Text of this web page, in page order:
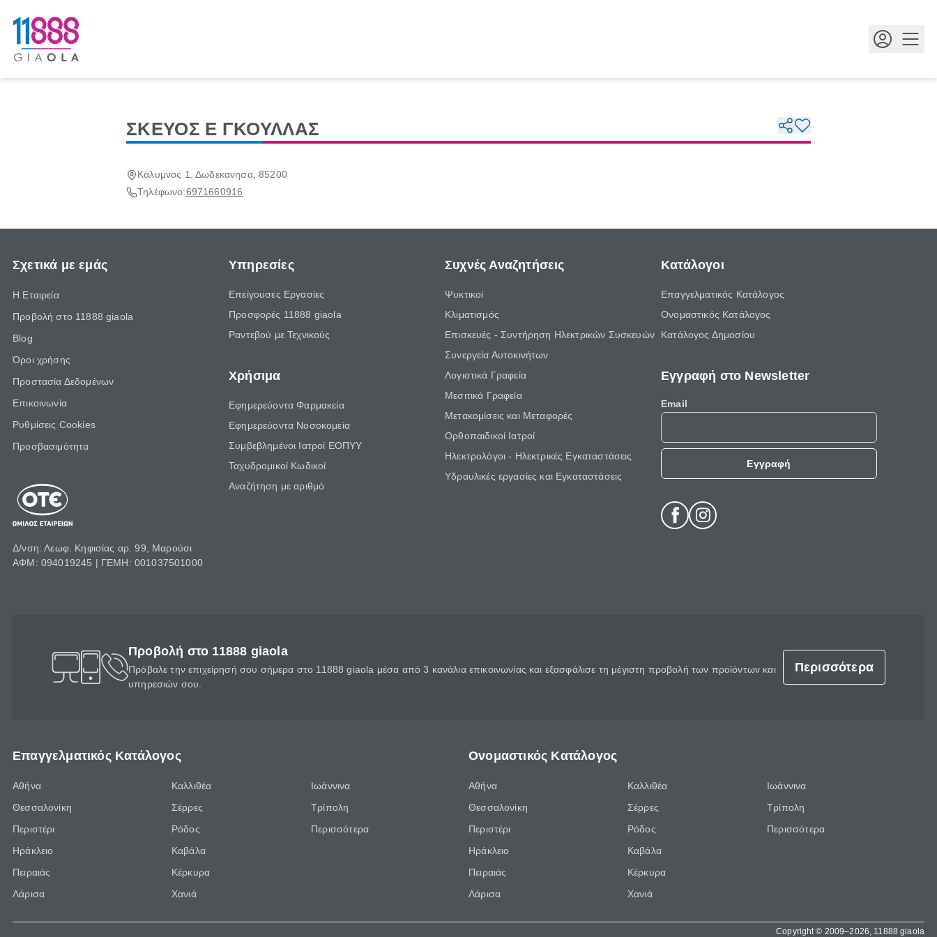
ΣΚΕΥΟΣ Ε ΓΚΟΥΛΛΑΣ
Κάλυμνος 1, Δωδεκανησα, 85200
Τηλέφωνο:6971660916
Σχετικά με εμάς
Η Εταιρεία
Προβολή στο 11888 giaola
Blog
Όροι χρήσης
Προστασία Δεδομένων
Επικοινωνία
Ρυθμίσεις Cookies
Προσβασιμότητα
Δ/νση: Λεωφ. Κηφισίας αρ. 99, Μαρούσι
ΑΦΜ: 094019245 | ΓΕΜΗ: 001037501000
Υπηρεσίες
Επείγουσες Εργασίες
Προσφορές 11888 giaola
Ραντεβού με Τεχνικούς
Χρήσιμα
Εφημερεύοντα Φαρμακεία
Εφημερεύοντα Νοσοκομεία
Συμβεβλημένοι Ιατροί ΕΟΠΥΥ
Ταχυδρομικοί Κωδικοί
Αναζήτηση με αριθμό
Συχνές Αναζητήσεις
Ψυκτικοί
Κλιματισμός
Επισκευές - Συντήρηση Ηλεκτρικών Συσκευών
Συνεργεία Αυτοκινήτων
Λογιστικά Γραφεία
Μεσιτικά Γραφεία
Μετακομίσεις και Μεταφορές
Ορθοπαιδικοί Ιατροί
Ηλεκτρολόγοι - Ηλεκτρικές Εγκαταστάσεις
Υδραυλικές εργασίες και Εγκαταστάσεις
Κατάλογοι
Επαγγελματικός Κατάλογος
Ονομαστικός Κατάλογος
Κατάλογος Δημοσίου
Εγγραφή στο Newsletter
Email
Εγγραφή
Προβολή στο 11888 giaola
Πρόβαλε την επιχείρησή σου σήμερα στο 11888 giaola μέσα από 3 κανάλια επικοινωνίας και εξασφάλισε τη μέγιστη προβολή των προϊόντων και
υπηρεσιών σου.
Περισσότερα
Επαγγελματικός Κατάλογος
Αθήνα
Θεσσαλονίκη
Περιστέρι
Ηράκλειο
Πειραιάς
Λάρισα
Καλλιθέα
Σέρρες
Ρόδος
Καβάλα
Κέρκυρα
Χανιά
Ιωάννινα
Τρίπολη
Περισσότερα
Ονομαστικός Κατάλογος
Αθήνα
Θεσσαλονίκη
Περιστέρι
Ηράκλειο
Πειραιάς
Λάρισα
Καλλιθέα
Σέρρες
Ρόδος
Καβάλα
Κέρκυρα
Χανιά
Ιωάννινα
Τρίπολη
Περισσότερα
Copyright © 2009–2026, 11888 giaola